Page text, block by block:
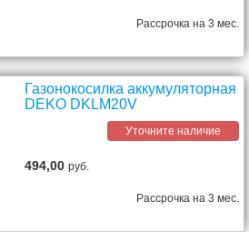
Рассрочка на 3 мес.
Газонокосилка аккумуляторная
DEKO DKLM20V
Уточните наличие
494,00руб.
Рассрочка на 3 мес.